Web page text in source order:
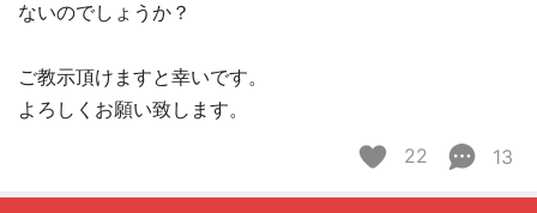
ないのでしょうか？
ご教示頂けますと幸いです。
よろしくお願い致します。
22
13